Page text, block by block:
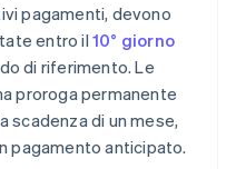
pagamenti, devono
entro il 10° giorno
di riferimento. Le
proroga permanente
scadenza di un mese,
pagamento anticipato.